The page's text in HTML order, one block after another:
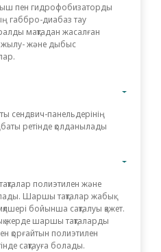
пен гидрофобизаторды
габбро-диабаз тау
мақтадан жасалған
және дыбыс
сендвич-панельдерінің
ретінде қолданылады
полиэтилен және
Шаршы тақталар жабық
бойынша сақталуы қажет.
жерде шаршы тақталарды
полиэтилен
сақтауға болады.